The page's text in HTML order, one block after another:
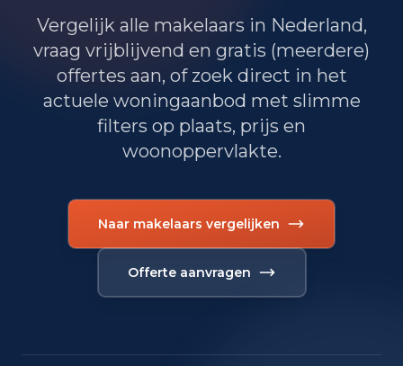
Vergelijk alle makelaars in Nederland,
vraag vrijblijvend en gratis (meerdere)
offertes aan, of zoek direct in het
actuele woningaanbod met slimme
filters op plaats, prijs en
woonoppervlakte.
Naar makelaars vergelijken
Offerte aanvragen